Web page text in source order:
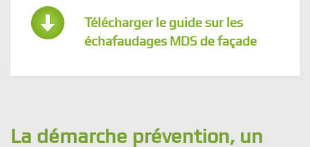
Télécharger le guide sur les
échafaudages MDS de façade
La démarche prévention, un